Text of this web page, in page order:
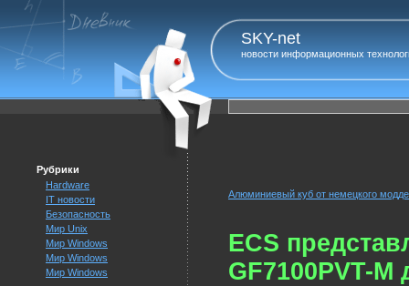
SKY-net
новости информационных
Рубрики
Hardware
IT новости
Безопасность
Мир Unix
Мир Windows
Мир Windows
Мир Windows
Алюминиевый куб от немецкого
ECS
GF7100PVT-